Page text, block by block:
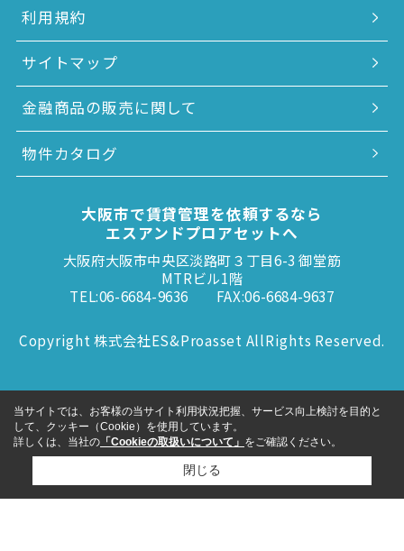
利用規約
サイトマップ
金融商品の販売に関して
物件カタログ
大阪市で賃貸管理を依頼するなら
エスアンドプロアセットへ
大阪府大阪市中央区淡路町３丁目6-3 御堂筋
MTRビル1階
TEL:06-6684-9636
FAX:06-6684-9637
Copyright 株式会社ES&Proasset AllRights Reserved.
当サイトでは、お客様の当サイト利用状況把握、サービス向上検討を目的と
して、クッキー（Cookie）を使用しています。
詳しくは、当社の 「Cookieの取扱いについて」 をご確認ください。
閉じる